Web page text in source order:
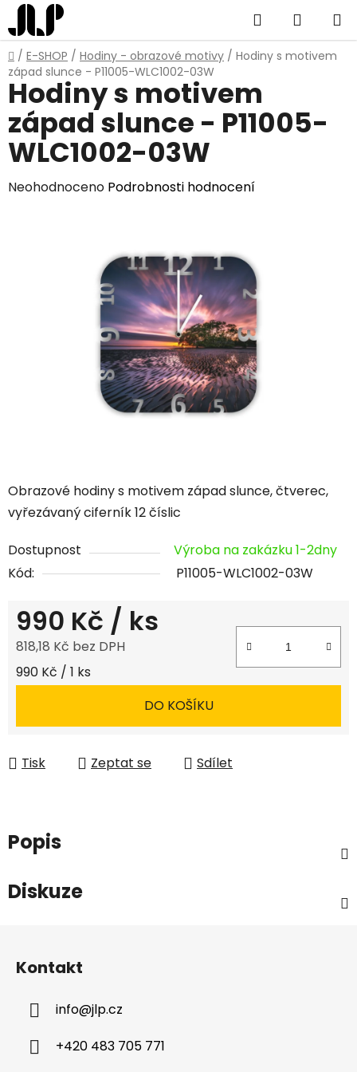
Přejít
na
obsah
Hledat
KOŠÍK
Domů
/ E-SHOP / Hodiny - obrazové motivy / Hodiny s motivem
západ slunce - P11005-WLC1002-03W
Obrazové hodiny s motivem západ slunce, čtverec,
vyřezávaný ciferník 12 číslic
Dostupnost
Výroba na zakázku 1-2dny
Kód:
P11005-WLC1002-03W
990 Kč / ks
818,18 Kč bez DPH
Měrná cena:
990 Kč / 1 ks
DO KOŠÍKU
Tisk Zeptat se Sdílet
Hodiny s motivem
západ slunce - P11005-
WLC1002-03W
Průměrné
Neohodnoceno Podrobnosti hodnocení
Popis
Diskuze
Kontakt
info@jlp.cz
+420 483 705 771